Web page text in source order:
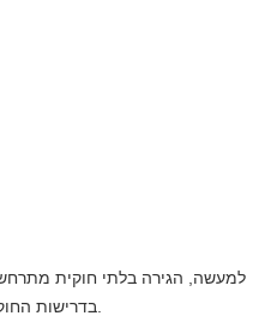
למעשה, הגירה בלתי חוקית